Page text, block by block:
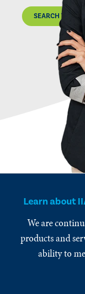
SEARCH THE MAP
Learn about
We are
products and
ability to